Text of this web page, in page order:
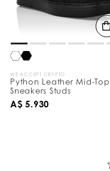
WE ACCEPT CRYPTO
Python Leather Mid-Top
Sneakers Studs
A$ 5.930